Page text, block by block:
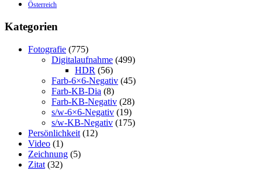
Österreich
Kategorien
Fotografie (775)
Digitalaufnahme (499)
HDR (56)
Farb-6×6-Negativ (45)
Farb-KB-Dia (8)
Farb-KB-Negativ (28)
s/w-6×6-Negativ (19)
s/w-KB-Negativ (175)
Persönlichkeit (12)
Video (1)
Zeichnung (5)
Zitat (32)